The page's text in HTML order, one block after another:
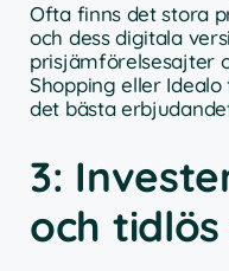
Ofta finns det stora
och dess digitala
prisjämförelsesajter
Shopping eller
det bästa
3:
och